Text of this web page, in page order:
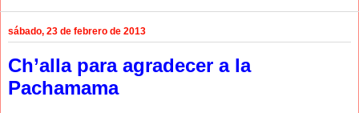
sábado, 23 de febrero de 2013
Ch’alla para agradecer a la
Pachamama